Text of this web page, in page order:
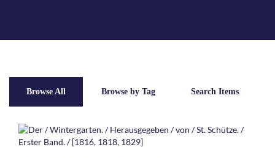
Browse All Browse by Tag Search Items